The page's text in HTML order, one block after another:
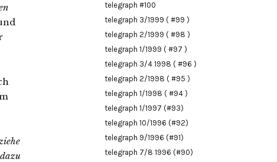
telegraph #100
telegraph 3/1999 ( #99 )
telegraph 2/1999 ( #98 )
telegraph 1/1999 ( #97 )
telegraph 3/4 1998 ( #96 )
telegraph 2/1998 ( #95 )
telegraph 1/1998 ( #94 )
telegraph 1/1997 (#93)
telegraph 10/1996 (#92)
telegraph 9/1996 (#91)
telegraph 7/8 1996 (#90)